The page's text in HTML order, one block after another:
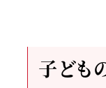
子ども